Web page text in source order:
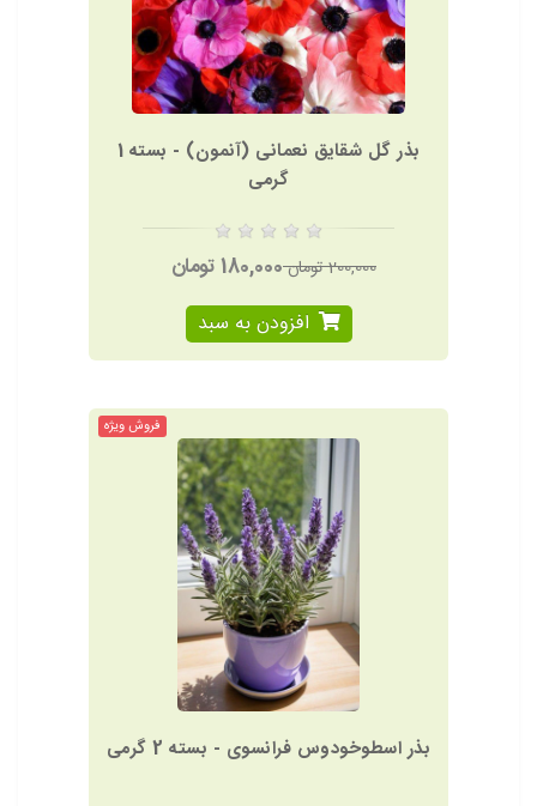
بذر گل شقایق نعمانی (آنمون) - بسته 1
گرمی
200,000 تومان
180,000 تومان
افزودن به سبد
فروش ویژه
بذر اسطوخودوس فرانسوی - بسته 2 گرمی